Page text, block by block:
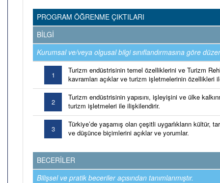
PROGRAM ÖĞRENME ÇIKTILARI
BİLGİ
Kurumsal ve/veya olgusal bilgi sınıflandırmasına göre
1
Turizm endüstrisinin temel özelliklerini ve Turizm
kavramları açıklar ve turizm işletmelerinin özellikleri
2
Turizm endüstrisinin yapısını, işleyişini ve ülke
turizm işletmeleri ile ilişkilendirir.
3
Türkiye’de yaşamış olan çeşitli uygarlıkların kültür,
ve düşünce biçimlerini açıklar ve yorumlar.
BECERİLER
Bilişsel ve pratik beceriler açısından tanımlanmıştır.